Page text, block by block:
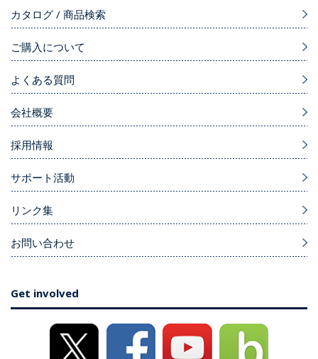
カタログ / 商品検索
ご購入について
よくある質問
会社概要
採用情報
サポート活動
リンク集
お問い合わせ
Get involved